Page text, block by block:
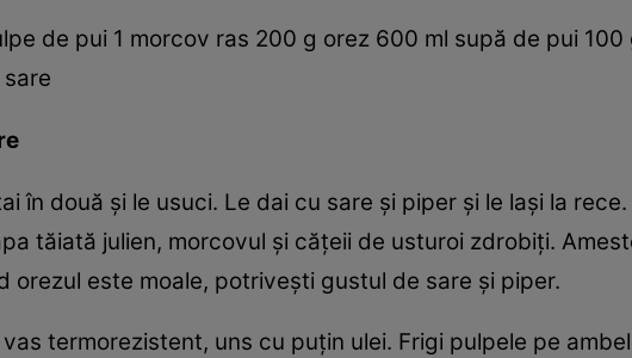
de pui 1 morcov ras 200 g orez 600 ml supă de pui
în două şi le usuci. Le dai cu sare şi piper şi le laşi la
tăiată julien, morcovul şi căţeii de usturoi zdrobiţi.
orezul este moale, potriveşti gustul de sare şi piper.
termorezistent, uns cu puţin ulei. Frigi pulpele pe